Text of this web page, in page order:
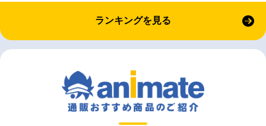
ランキングを見る